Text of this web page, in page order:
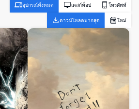
อุปกรณ์ทั้งหมด เดสก์ท็อป โทรศัพท์
ดาวน์โหลดมากสุด ใหม่